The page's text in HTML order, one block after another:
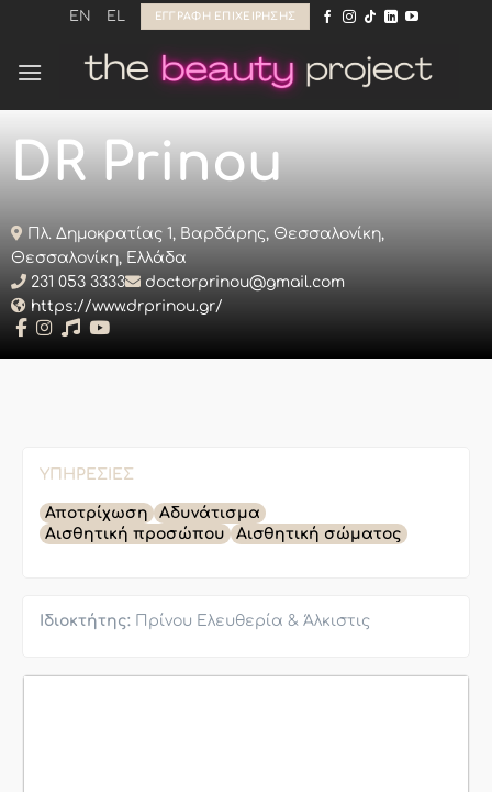
Μετάβαση
περιεχόμενο
EN EL ΕΓΓΡΑΦΉ ΕΠΙΧΕΊΡΗΣΗΣ
DR Prinou
Πλ. Δημοκρατίας 1, Βαρδάρης, Θεσσαλονίκη,
Θεσσαλονίκη, Ελλάδα
231 053 3333
doctorprinou@gmail.com
https://www.drprinou.gr/
ΥΠΗΡΕΣΊΕΣ
Αποτρίχωση
Αδυνάτισμα
Αισθητική προσώπου
Αισθητική σώματος
Ιδιοκτήτης: Πρίνου Ελευθερία & Άλκιστις